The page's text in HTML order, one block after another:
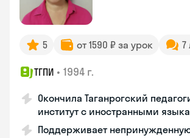
5 от 1590 ₽ за урок 7
ТГПИ • 1994 г.
Окончила Таганрогский
институт с иностранными
Поддерживает